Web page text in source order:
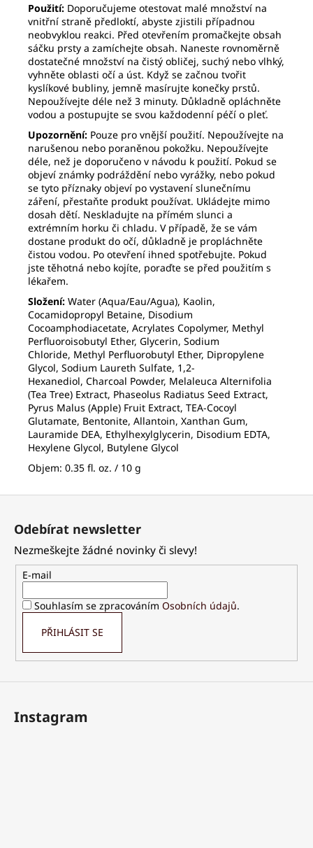
Použití: Doporučujeme otestovat malé množství na
vnitřní straně předloktí, abyste zjistili případnou
neobvyklou reakci. Před otevřením promačkejte obsah
sáčku prsty a zamíchejte obsah. Naneste rovnoměrně
dostatečné množství na čistý obličej, suchý nebo vlhký,
vyhněte oblasti očí a úst. Když se začnou tvořit
kyslíkové bubliny, jemně masírujte konečky prstů.
Nepoužívejte déle než 3 minuty. Důkladně opláchněte
vodou a postupujte se svou každodenní péčí o pleť.
Upozornění: Pouze pro vnější použití. Nepoužívejte na
narušenou nebo poraněnou pokožku. Nepoužívejte
déle, než je doporučeno v návodu k použití. Pokud se
objeví známky podráždění nebo vyrážky, nebo pokud
se tyto příznaky objeví po vystavení slunečnímu
záření, přestaňte produkt používat. Ukládejte mimo
dosah dětí. Neskladujte na přímém slunci a
extrémním horku či chladu. V případě, že se vám
dostane produkt do očí, důkladně je propláchněte
čistou vodou. Po otevření ihned spotřebujte. Pokud
jste těhotná nebo kojíte, poraďte se před použitím s
lékařem.
Složení: Water (Aqua/Eau/Agua), Kaolin,
Cocamidopropyl Betaine, Disodium
Cocoamphodiacetate, Acrylates Copolymer, Methyl
Perfluoroisobutyl Ether, Glycerin, Sodium
Chloride, Methyl Perfluorobutyl Ether, Dipropylene
Glycol, Sodium Laureth Sulfate, 1,2-
Hexanediol, Charcoal Powder, Melaleuca Alternifolia
(Tea Tree) Extract, Phaseolus Radiatus Seed Extract,
Pyrus Malus (Apple) Fruit Extract, TEA-Cocoyl
Glutamate, Bentonite, Allantoin, Xanthan Gum,
Lauramide DEA, Ethylhexylglycerin, Disodium EDTA,
Hexylene Glycol, Butylene Glycol
Objem: 0.35 fl. oz. / 10 g
Z
Odebírat newsletter
Nezmeškejte žádné novinky či slevy!
E-mail
Souhlasím se zpracováním Osobních údajů.
PŘIHLÁSIT SE
Instagram